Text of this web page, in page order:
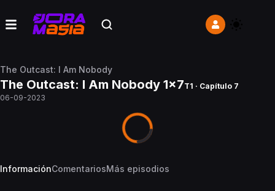
The Outcast: I Am Nobody
The Outcast: I Am Nobody 1x7T1 · Capítulo 7
06-09-2023
InformaciónComentariosMás episodios